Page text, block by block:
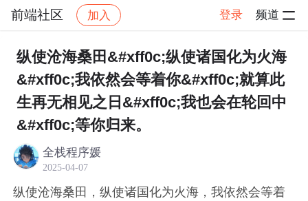
前端社区 加入 登录 频道
社区 前端社区 感慨 帖子详情
纵使沧海桑田&#xff0c;纵使诸国化为火海
&#xff0c;我依然会等着你&#xff0c;就算此
生再无相见之日&#xff0c;我也会在轮回中
&#xff0c;等你归来。
全栈程序媛
2025-04-07
纵使沧海桑田，纵使诸国化为火海，我依然会等着